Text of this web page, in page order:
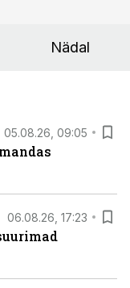
Nädal
05.08.26, 09:05
06.08.26, 17:23